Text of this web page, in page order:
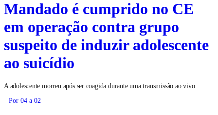
Mandado é cumprido no CE
em operação contra grupo
suspeito de induzir adolescente
ao suicídio
A adolescente morreu após ser coagida durante uma transmissão ao vivo
Por 04 a 02